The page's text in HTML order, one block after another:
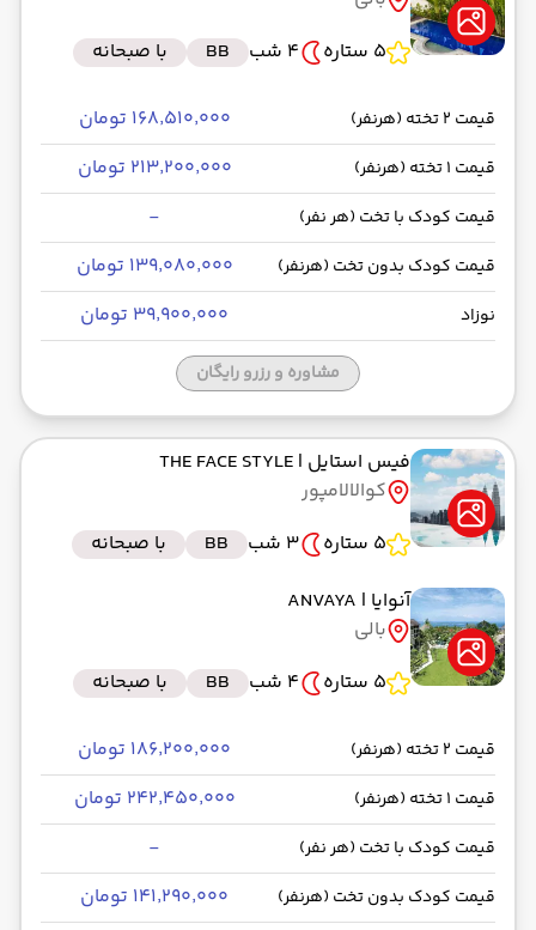
5 ستاره
4 شب BB با صبحانه
قیمت 2 تخته (هرنفر) ۱۶۸٬۵۱۰٬۰۰۰ تومان
قیمت 1 تخته (هرنفر) ۲۱۳٬۲۰۰٬۰۰۰ تومان
قیمت کودک با تخت (هر نفر) -
قیمت کودک بدون تخت (هرنفر) ۱۳۹٬۰۸۰٬۰۰۰ تومان
نوزاد ۳۹٬۹۰۰٬۰۰۰ تومان
مشاوره و رزرو رایگان
فیس استایل | THE FACE STYLE
کوالالامپور
5 ستاره
3 شب BB
با صبحانه
آنوایا | ANVAYA
بالی
5 ستاره
4 شب BB با صبحانه
قیمت 2 تخته (هرنفر) ۱۸۶٬۲۰۰٬۰۰۰ تومان
قیمت 1 تخته (هرنفر) ۲۴۲٬۴۵۰٬۰۰۰ تومان
قیمت کودک با تخت (هر نفر) -
قیمت کودک بدون تخت (هرنفر) ۱۴۱٬۲۹۰٬۰۰۰ تومان